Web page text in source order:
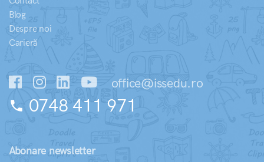
Blog
Despre noi
Carieră
office@issedu.ro
phone 0748 411 971
Abonare newsletter